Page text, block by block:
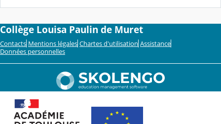
Collège Louisa Paulin de Muret
Contacts Mentions légales Chartes d'utilisation Assistance
Données personnelles